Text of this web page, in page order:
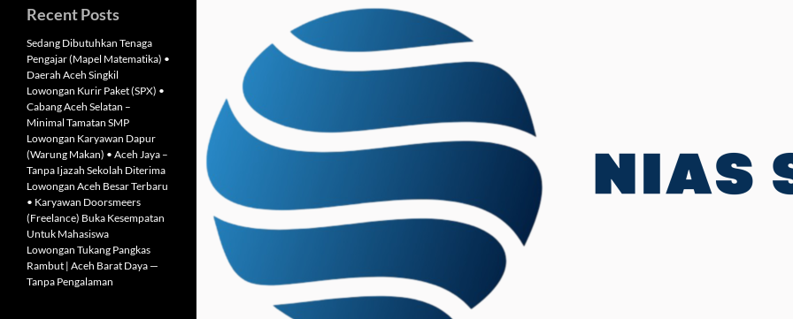
Recent Posts
Sedang Dibutuhkan Tenaga
Pengajar (Mapel Matematika) •
Daerah Aceh Singkil
Lowongan Kurir Paket (SPX) •
Cabang Aceh Selatan –
Minimal Tamatan SMP
Lowongan Karyawan Dapur
(Warung Makan) • Aceh Jaya –
Tanpa Ijazah Sekolah Diterima
Lowongan Aceh Besar Terbaru
• Karyawan Doorsmeers
(Freelance) Buka Kesempatan
Untuk Mahasiswa
Lowongan Tukang Pangkas
Rambut | Aceh Barat Daya —
Tanpa Pengalaman